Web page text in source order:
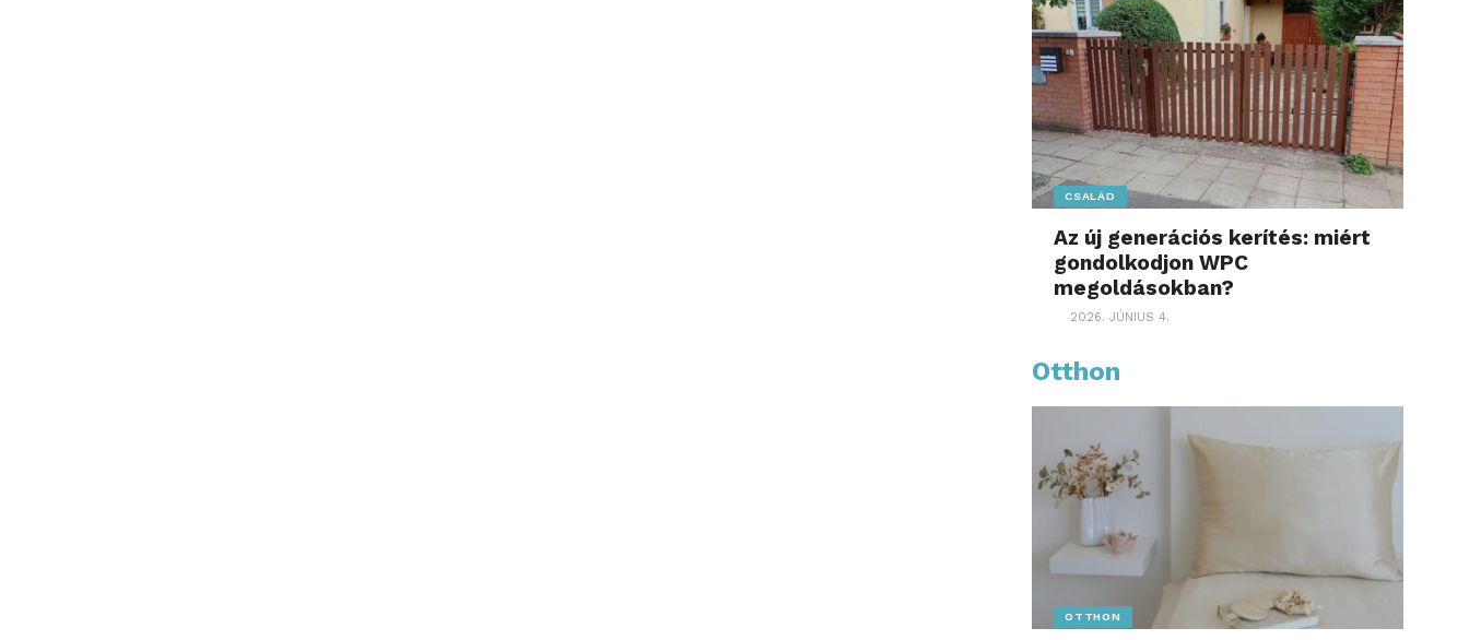
CSALÁD
Az új generációs kerítés: miért
gondolkodjon WPC
megoldásokban?
2026. JÚNIUS 4.
Otthon
OTTHON